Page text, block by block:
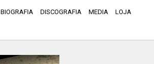
BIOGRAFIA DISCOGRAFIA MEDIA LOJA